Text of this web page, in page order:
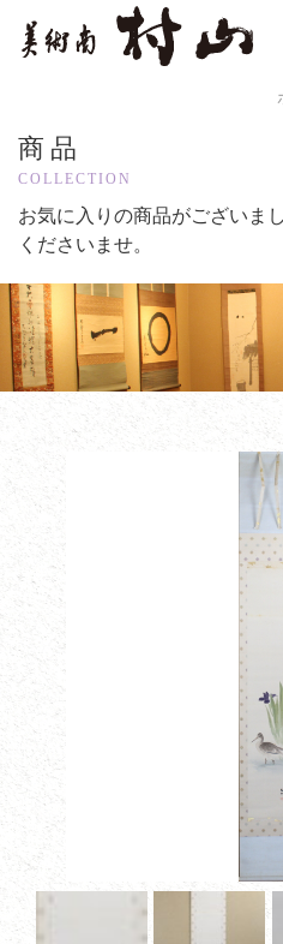
商品
COLLECTION
お気に入りの商品がございま
くださいませ。